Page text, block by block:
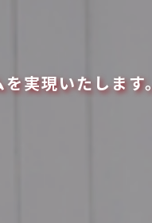
実現いたします。